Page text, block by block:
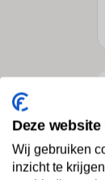
Deze
Wij gebruiken
inzicht te